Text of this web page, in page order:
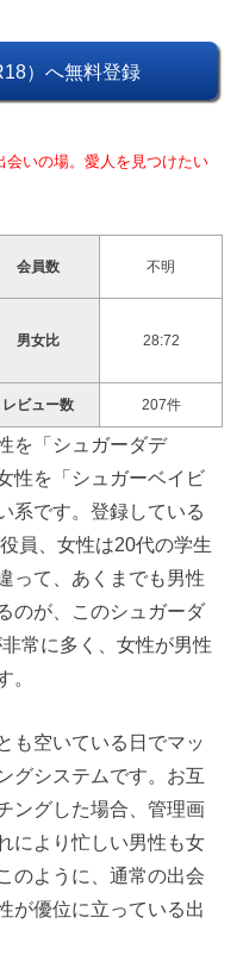
）へ無料登録
会いの場。愛人を見つけたい
会員数 不明
男女比 28:72
レビュー数 207件
を「シュガーダデ
性を「シュガーベイビ
系です。登録している
員、女性は20代の学生
って、あくまでも男性
のが、このシュガーダ
常に多く、女性が男性
。
も空いている日でマッ
グシステムです。お互
ングした場合、管理画
により忙しい男性も女
のように、通常の出会
が優位に立っている出